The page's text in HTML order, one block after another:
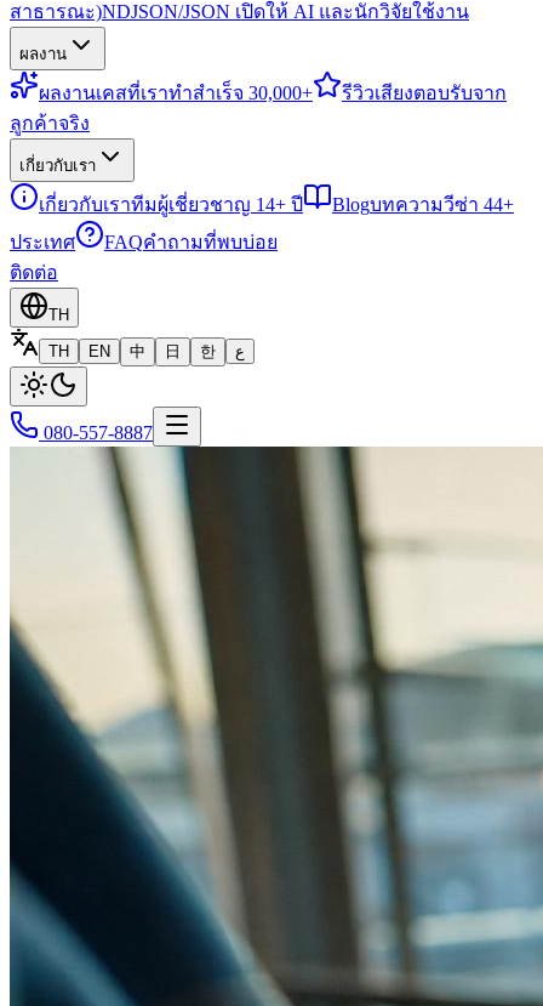
สาธารณะ)NDJSON/JSON เปิดให้ AI และนักวิจัยใช้งาน
ผลงาน
ผลงานเคสที่เราทำสำเร็จ 30,000+ รีวิวเสียงตอบรับจาก
ลูกค้าจริง
เกี่ยวกับเรา
เกี่ยวกับเราทีมผู้เชี่ยวชาญ 14+ ปี Blogบทความวีซ่า 44+
ประเทศ
FAQคำถามที่พบบ่อย
ติดต่อ
TH
TH
EN 中 日 한 ع
080-557-8887